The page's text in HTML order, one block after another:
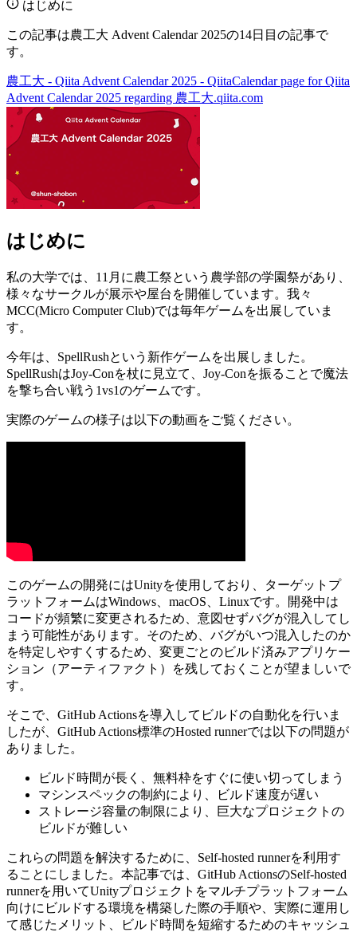
はじめに
この記事は農工大 Advent Calendar 2025の14日目の記事で
す。
農工大 - Qiita Advent Calendar 2025 - QiitaCalendar page for Qiita
Advent Calendar 2025 regarding 農工大.qiita.com
はじめに
私の大学では、11月に農工祭という農学部の学園祭があり、
様々なサークルが展示や屋台を開催しています。我々
MCC(Micro Computer Club)では毎年ゲームを出展していま
す。
今年は、SpellRushという新作ゲームを出展しました。
SpellRushはJoy-Conを杖に見立て、Joy-Conを振ることで魔法
を撃ち合い戦う1vs1のゲームです。
実際のゲームの様子は以下の動画をご覧ください。
このゲームの開発にはUnityを使用しており、ターゲットプ
ラットフォームはWindows、macOS、Linuxです。開発中は
コードが頻繁に変更されるため、意図せずバグが混入してし
まう可能性があります。そのため、バグがいつ混入したのか
を特定しやすくするため、変更ごとのビルド済みアプリケー
ション（アーティファクト）を残しておくことが望ましいで
す。
そこで、GitHub Actionsを導入してビルドの自動化を行いま
したが、GitHub Actions標準のHosted runnerでは以下の問題が
ありました。
ビルド時間が長く、無料枠をすぐに使い切ってしまう
マシンスペックの制約により、ビルド速度が遅い
ストレージ容量の制限により、巨大なプロジェクトの
ビルドが難しい
これらの問題を解決するために、Self-hosted runnerを利用す
ることにしました。本記事では、GitHub ActionsのSelf-hosted
runnerを用いてUnityプロジェクトをマルチプラットフォーム
向けにビルドする環境を構築した際の手順や、実際に運用し
て感じたメリット、ビルド時間を短縮するためのキャッシュ